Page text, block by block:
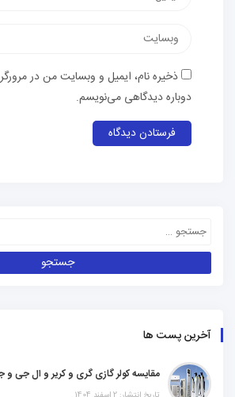
ذخیره نام، ایمیل و وبسایت من در
دوباره دیدگاهی می‌نویسم.
آخرین پست ها